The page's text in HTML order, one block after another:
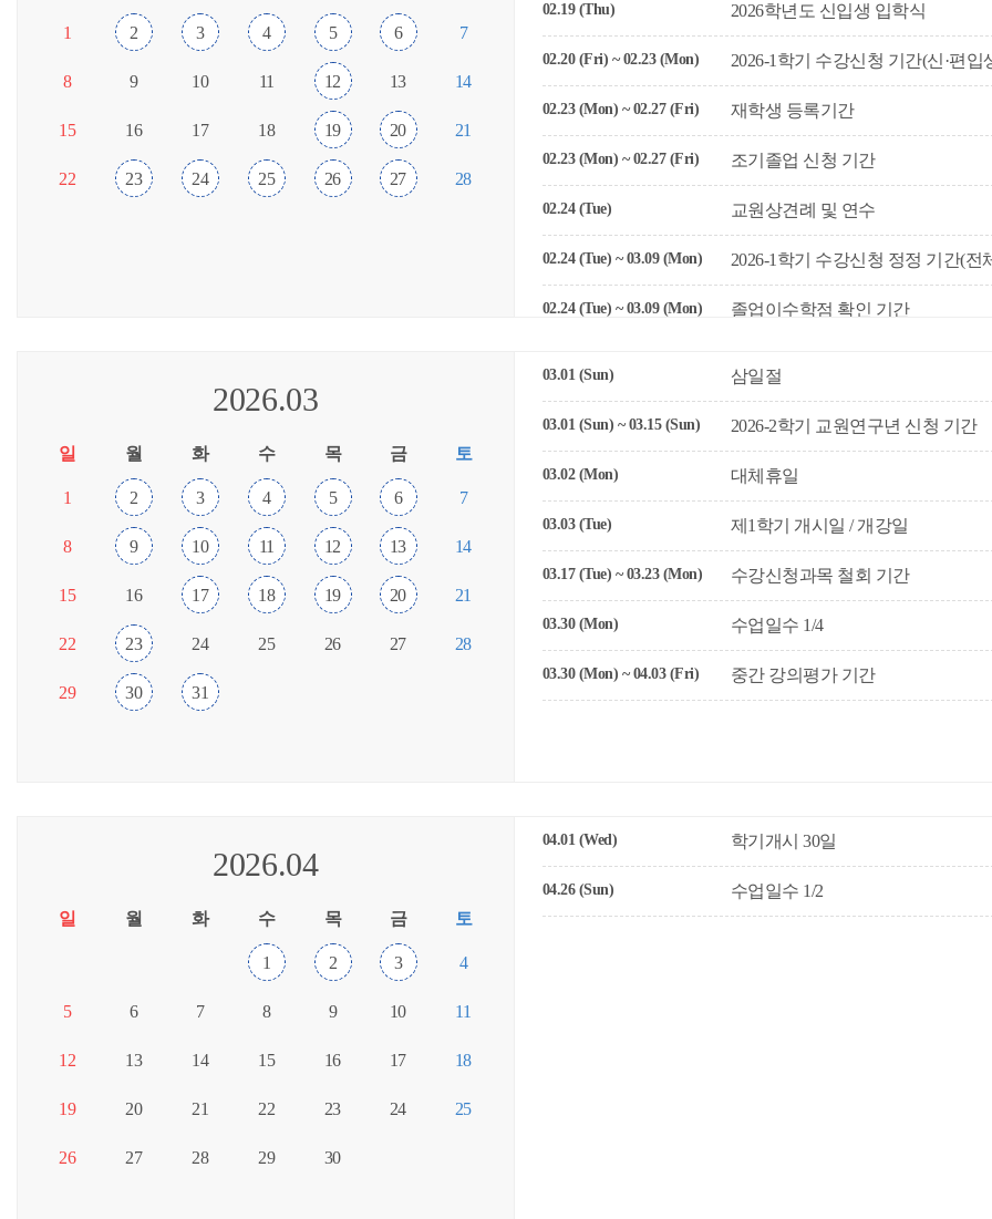
1 2 3 4 5 6 7
8 9 10 11 12 13 14
15 16 17 18 19 20 21
22 23 24 25 26 27 28
02.19 (Thu) 2026학년도 신입생 입학식
02.20 (Fri) ~ 02.23 (Mon) 2026-1학기 수강신청 기간(신·편입
02.23 (Mon) ~ 02.27 (Fri) 재학생 등록기간
02.23 (Mon) ~ 02.27 (Fri) 조기졸업 신청 기간
02.24 (Tue) 교원상견례 및 연수
02.24 (Tue) ~ 03.09 (Mon) 2026-1학기 수강신청 정정 기간(전
02.24 (Tue) ~ 03.09 (Mon) 졸업이수학점 확인 기간
2026.03
일 월 화 수 목 금 토
1 2 3 4 5 6 7
8 9 10 11 12 13 14
15 16 17 18 19 20 21
22 23 24 25 26 27 28
29 30 31
03.01 (Sun) 삼일절
03.01 (Sun) ~ 03.15 (Sun) 2026-2학기 교원연구년 신청 기간
03.02 (Mon) 대체휴일
03.03 (Tue) 제1학기 개시일 / 개강일
03.17 (Tue) ~ 03.23 (Mon) 수강신청과목 철회 기간
03.30 (Mon) 수업일수 1/4
03.30 (Mon) ~ 04.03 (Fri) 중간 강의평가 기간
2026.04
일 월 화 수 목 금 토
1 2 3 4
5 6 7 8 9 10 11
12 13 14 15 16 17 18
19 20 21 22 23 24 25
26 27 28 29 30
04.01 (Wed) 학기개시 30일
04.26 (Sun) 수업일수 1/2